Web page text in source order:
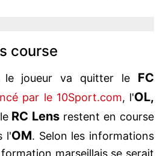
course
le joueur va quitter le FC
par le 10Sport.com, l'OL,
RC Lens restent en course
l'OM. Selon les informations
marseillais se serait